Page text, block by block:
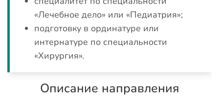
«Лечебное дело» или «Педиатрия»;
подготовку в ординатуре или
интернатуре по специальности
«Хирургия».
Описание направления